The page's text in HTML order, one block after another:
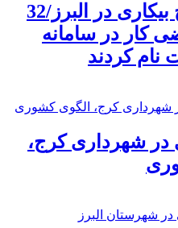
کاهش نرخ بیکاری در البرز/32
کار در سامانه
نام کردند
در شهرداری کرج،